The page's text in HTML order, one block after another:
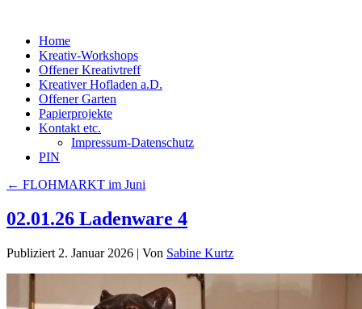
Home
Kreativ-Workshops
Offener Kreativtreff
Kreativer Hofladen a.D.
Offener Garten
Papierprojekte
Kontakt etc.
Impressum-Datenschutz
PIN
← FLOHMARKT im Juni
02.01.26 Ladenware 4
Publiziert 2. Januar 2026 | Von Sabine Kurtz